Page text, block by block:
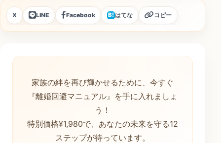
X LINE Facebook B!はてな コピー
家族の絆を再び輝かせるために、今すぐ
『離婚回避マニュアル』を手に入れましょ
う！
特別価格¥1,980で、あなたの未来を守る12
ステップが待っています。